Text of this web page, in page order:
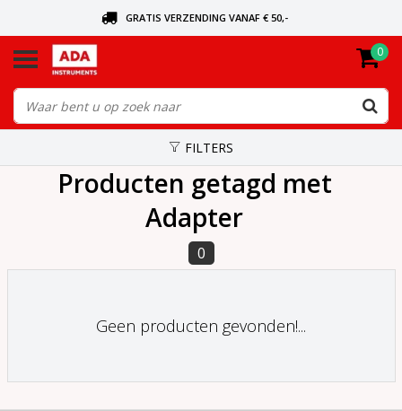
GRATIS VERZENDING VANAF € 50,-
VANDAAG BESTELD, VANDAAG VERZONDEN
0
FILTERS
Producten getagd met
Adapter
0
Geen producten gevonden!...